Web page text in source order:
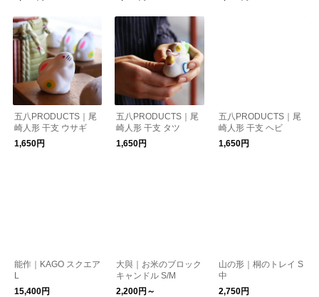
五八PRODUCTS｜尾
崎人形 干支 ウサギ
1,650円
五八PRODUCTS｜尾
崎人形 干支 タツ
1,650円
五八PRODUCTS｜尾
崎人形 干支 ヘビ
1,650円
能作｜KAGO スクエア
L
15,400円
大與｜お米のブロック
キャンドル S/M
2,200円～
山の形｜桐のトレイ S
中
2,750円